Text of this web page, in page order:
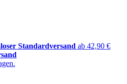
Standardversand ab 42,90 €